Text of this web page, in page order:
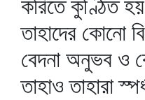
করিতে কুণ্ঠিত
তাহাদের কোনো
বেদনা অনুভব ও
তাহাও তাহারা